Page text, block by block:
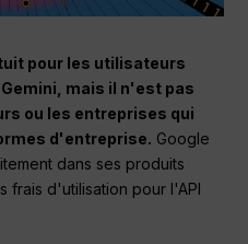
pour les utilisateurs
mais il n'est pas
ou les entreprises qui
d'entreprise. Google
dans ses produits
frais d'utilisation pour l'API